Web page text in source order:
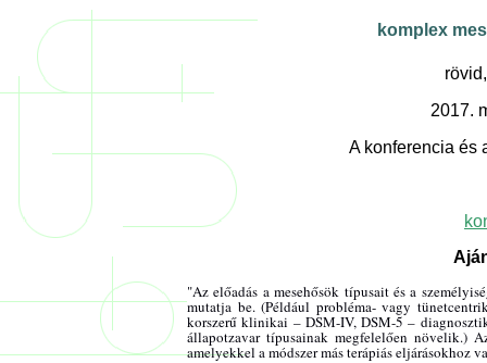
komplex
2017.
A konferencia és
"Az előadás a mesehősök típusait és a
mutatja be. (Például probléma- vagy
korszerű klinikai – DSM-IV, DSM-5 –
állapotzavar típusainak megfelelően növelik.)
amelyekkel a módszer más terápiás eljárásokhoz